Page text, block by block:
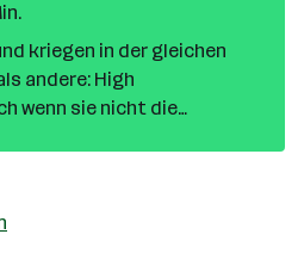
kriegen in der gleichen
andere: High
wenn sie nicht die
Helmut Kosa
ausmacht.